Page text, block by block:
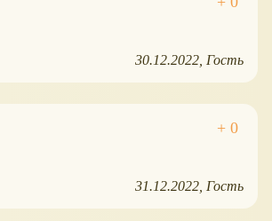
30.12.2022 Гость
31.12.2022 Гость